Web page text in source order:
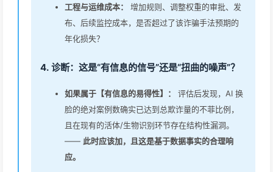
工程与运维成本：
增加规则、调整权重的审批、发
布、后续监控成本，是否超过了该诈骗手法预期的
年化损失？
4. 诊断：这是“有信息的信号”还是“扭曲的噪声”？
如果属于【有信息的易得性】：
评估后发现，AI 换
脸的绝对案例数确实已达到总欺诈量的不菲比例，
且在现有的活体/生物识别环节存在结构性漏洞。
—— 此时应该加，且这是基于数据事实的合理响
应。